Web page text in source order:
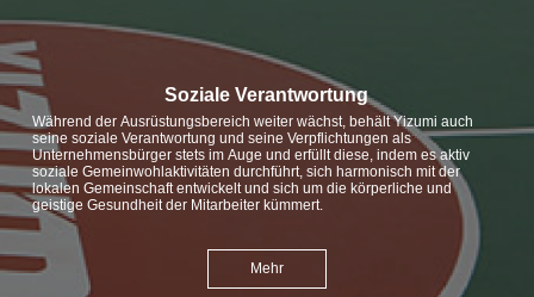
Soziale Verantwortung
Während der Ausrüstungsbereich weiter wächst, behält Yizumi auch
seine soziale Verantwortung und seine Verpflichtungen als
Unternehmensbürger stets im Auge und erfüllt diese, indem es aktiv
soziale Gemeinwohlaktivitäten durchführt, sich harmonisch mit der
lokalen Gemeinschaft entwickelt und sich um die körperliche und
geistige Gesundheit der Mitarbeiter kümmert.
Mehr